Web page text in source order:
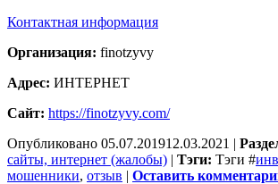
Контактная информация
Организация: finotzyvy
Адрес: ИНТЕРНЕТ
Сайт: https://finotzyvy.com/
Опубликовано 05.07.201912.03.2021 |
сайты, интернет (жалобы) | Тэги: Тэги #
мошенники, отзыв | Оставить